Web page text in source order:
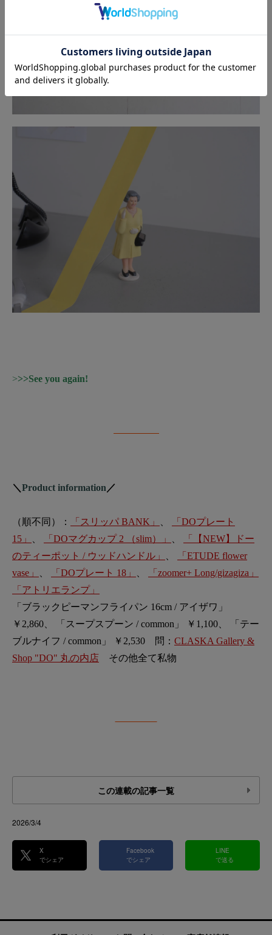
>>>See you again!
＼ Product information ／
（順不同）： 「スリッパ BANK」
「DOプレート
15」
「DOマグカップ 2 （slim）」
「【NEW】ドー
のティーポット / ウッドハンドル」
「ETUDE flower
vase」
「DOプレート 18」
「zoomer+ Long/gizagiza」
「アトリエランプ」
「ブラックピーマンフライパン 16cm / アイザワ」
￥2,860、 「スープスプーン / common」 ￥1,100、 「テー
ブルナイフ / common」 ￥2,530 問： CLASKA Gallery &
Shop "DO" 丸の内店 その他全て私物
この連載の記事一覧
2026/3/4
X
でシェア
Facebook
でシェア
LINE
で送る